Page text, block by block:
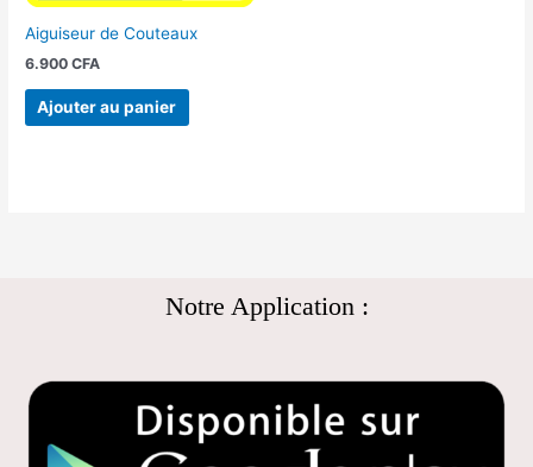
Aiguiseur de Couteaux
6.900CFA
Ajouter au panier
Notre Application :